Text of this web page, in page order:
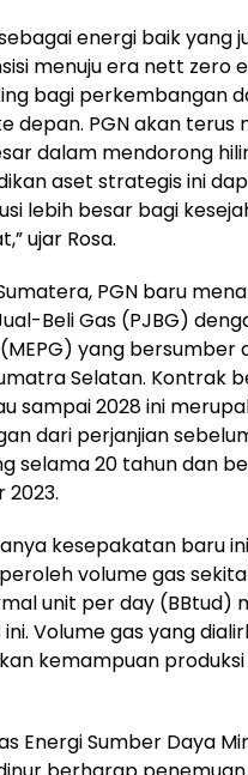
energi baik yang
menuju era nett zero
bagi perkembangan
depan. PGN akan terus
dalam mendorong
aset strategis ini
lebih besar bagi
ujar Rosa.
PGN baru
Beli Gas (PJBG)
yang bersumber
Selatan. Kontrak
sampai 2028 ini
dari perjanjian
selama 20 tahun dan
kesepakatan baru
volume gas
unit per day (BBtud)
Volume gas yang
kemampuan
Energi Sumber Daya